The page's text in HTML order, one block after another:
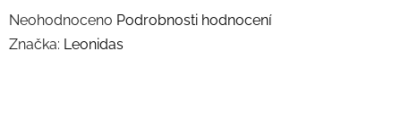
Průměrné
hodnocení
Neohodnoceno Podrobnosti hodnocení
Značka: Leonidas